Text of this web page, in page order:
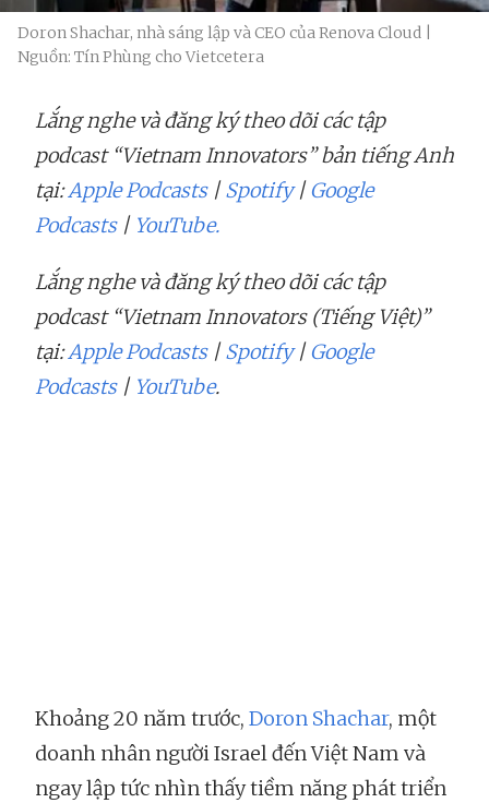
Doron Shachar, nhà sáng lập và CEO của Renova Cloud |
Nguồn: Tín Phùng cho Vietcetera
Lắng nghe và đăng ký theo dõi các tập
podcast “Vietnam Innovators” bản tiếng Anh
tại:Apple Podcasts| Spotify| Google
Podcasts| YouTube.
Lắng nghe và đăng ký theo dõi các tập
podcast “Vietnam Innovators (Tiếng Việt)”
tại:Apple Podcasts| Spotify| Google
Podcasts| YouTube.
Khoảng 20 năm trước, Doron Shachar, một
doanh nhân người Israel đến Việt Nam và
ngay lập tức nhìn thấy tiềm năng phát triển